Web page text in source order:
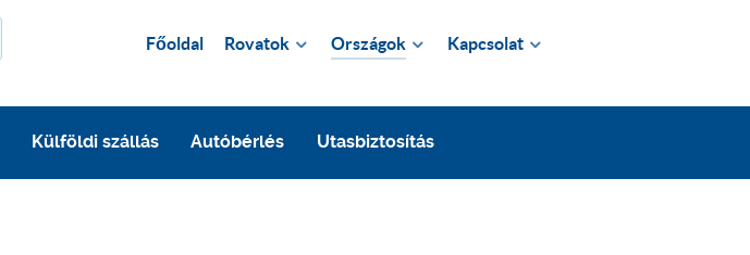
Főoldal Rovatok Országok Kapcsolat
Külföldi szállás Autóbérlés Utasbiztosítás